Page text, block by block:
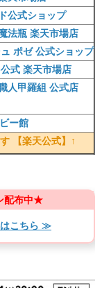
公式ショップ
法瓶 楽天市場店
ポゼ 公式ショップ
式 楽天市場店
人甲羅組 公式店
ー館
【楽天公式】↑
配布中★
はこちら ≫